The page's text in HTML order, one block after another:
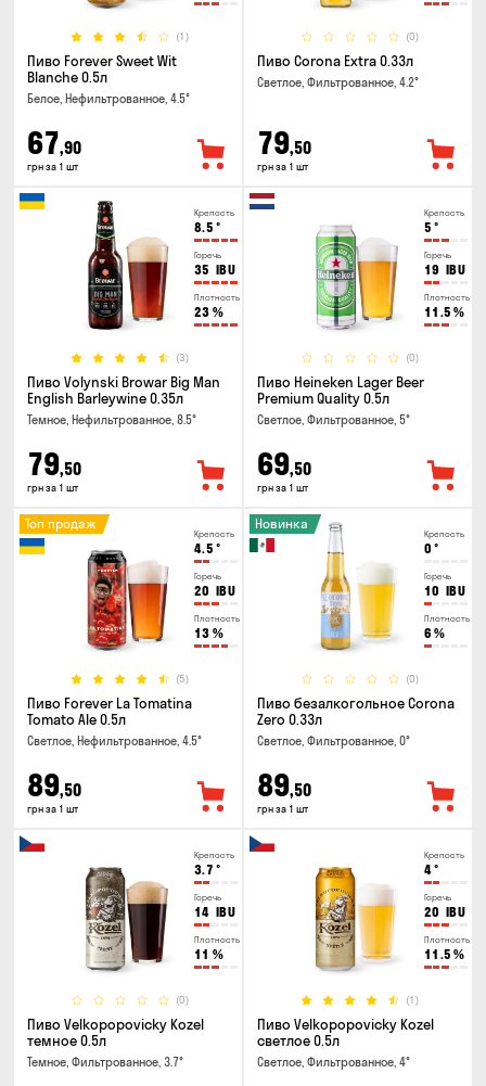
(1)
Пиво Forever Sweet Wit
Blanche 0.5л
Белое, Нефильтрованное, 4.5°
67,90
грн за 1 шт
(0)
Пиво Corona Extra 0.33л
Светлое, Фильтрованное, 4.2°
79,50
грн за 1 шт
Крепость
8.5 °
Горечь
35 IBU
Плотность
23 %
(3)
Пиво Volynski Browar Big Man
English Barleywine 0.35л
Темное, Нефильтрованное, 8.5°
79,50
грн за 1 шт
Крепость
5 °
Горечь
19 IBU
Плотность
11.5 %
(0)
Пиво Heineken Lager Beer
Premium Quality 0.5л
Светлое, Фильтрованное, 5°
69,50
грн за 1 шт
Крепость
4.5 °
Горечь
20 IBU
Плотность
13 %
(5)
Топ продаж
Пиво Forever La Tomatina
Tomato Ale 0.5л
Светлое, Нефильтрованное, 4.5°
89,50
грн за 1 шт
Крепость
0 °
Горечь
10 IBU
Плотность
6 %
(0)
Новинка
Пиво безалкогольное Corona
Zero 0.33л
Светлое, Фильтрованное, 0°
89,50
грн за 1 шт
Крепость
3.7 °
Горечь
14 IBU
Плотность
11 %
(0)
Пиво Velkopopovicky Kozel
темное 0.5л
Темное, Фильтрованное, 3.7°
Крепость
4°
Горечь
20 IBU
Плотность
11.5 %
(1)
Пиво Velkopopovicky Kozel
светлое 0.5л
Светлое, Фильтрованное, 4°